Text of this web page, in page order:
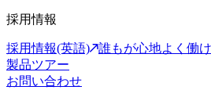
採用情報
採用情報(英語)
誰もが心地よく働
製品ツアー
お問い合わせ